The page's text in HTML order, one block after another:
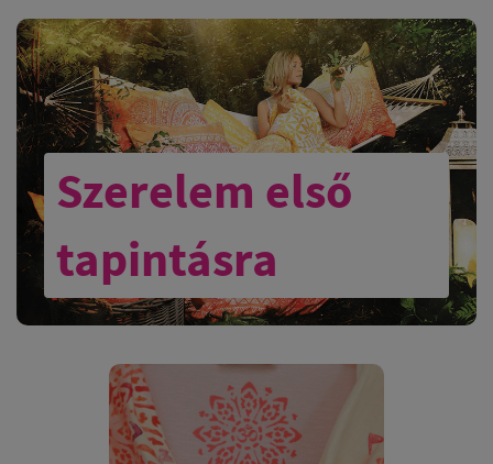
Szerelem első
tapintásra